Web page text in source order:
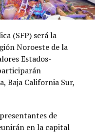
(SFP) será la
Noroeste de la
Estados-
Baja California Sur,
de
en la capital